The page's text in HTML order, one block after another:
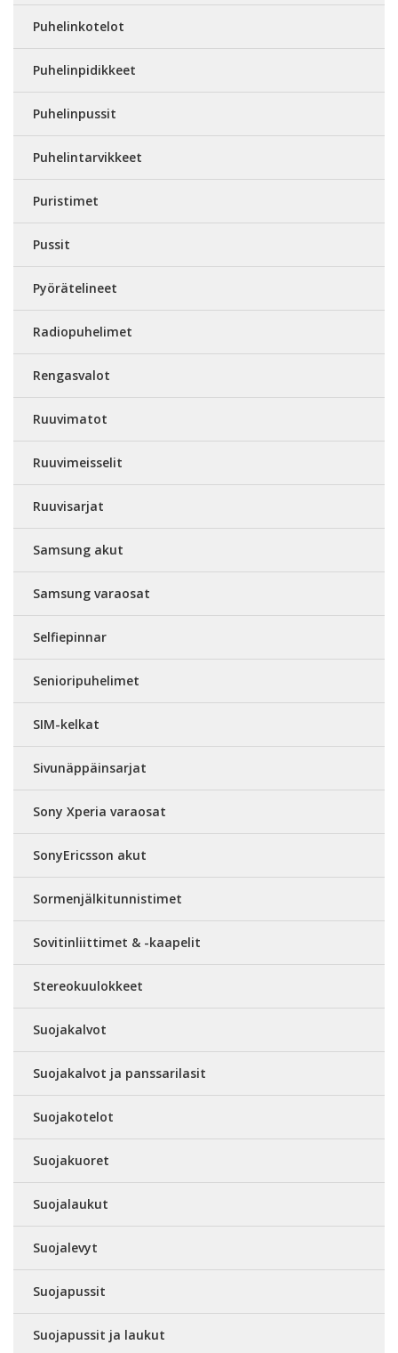
Puhelinkotelot
Puhelinpidikkeet
Puhelinpussit
Puhelintarvikkeet
Puristimet
Pussit
Pyörätelineet
Radiopuhelimet
Rengasvalot
Ruuvimatot
Ruuvimeisselit
Ruuvisarjat
Samsung akut
Samsung varaosat
Selfiepinnar
Senioripuhelimet
SIM-kelkat
Sivunäppäinsarjat
Sony Xperia varaosat
SonyEricsson akut
Sormenjälkitunnistimet
Sovitinliittimet & -kaapelit
Stereokuulokkeet
Suojakalvot
Suojakalvot ja panssarilasit
Suojakotelot
Suojakuoret
Suojalaukut
Suojalevyt
Suojapussit
Suojapussit ja laukut